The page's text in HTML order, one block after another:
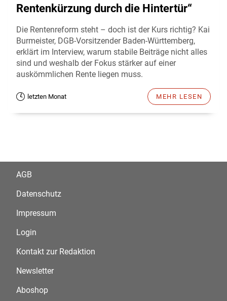
Rentenkürzung durch die Hintertür“
Die Rentenreform steht – doch ist der Kurs richtig? Kai
Burmeister, DGB-Vorsitzender Baden-Württemberg,
erklärt im Interview, warum stabile Beiträge nicht alles
sind und weshalb der Fokus stärker auf einer
auskömmlichen Rente liegen muss.
letzten Monat MEHR LESEN
AGB
Datenschutz
Impressum
Login
Kontakt zur Redaktion
Newsletter
Aboshop